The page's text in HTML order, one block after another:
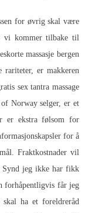
for øvrig skal være
vi kommer tilbake til
massasje bergen
er makkeren
sex tantra massage
Norway selger, er et
er ekstra følsom for
for å
Fraktkostnader vil
Synd jeg ikke har fikk
forhåpentligvis får jeg
skal ha et foreldreråd